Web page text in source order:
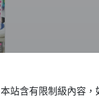
本站含有限制級內容，